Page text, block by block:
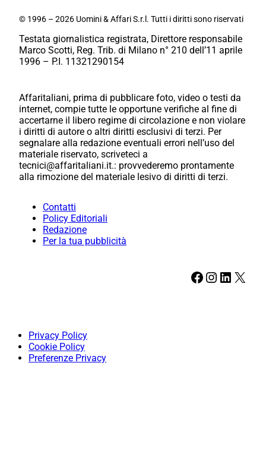
© 1996 – 2026 Uomini & Affari S.r.l. Tutti i diritti sono riservati
Testata giornalistica registrata, Direttore responsabile
Marco Scotti, Reg. Trib. di Milano n° 210 dell’11 aprile
1996 – P.I. 11321290154
Affaritaliani, prima di pubblicare foto, video o testi da
internet, compie tutte le opportune verifiche al fine di
accertarne il libero regime di circolazione e non violare
i diritti di autore o altri diritti esclusivi di terzi. Per
segnalare alla redazione eventuali errori nell’uso del
materiale riservato, scriveteci a
tecnici@affaritaliani.it.: provvederemo prontamente
alla rimozione del materiale lesivo di diritti di terzi.
Contatti
Policy Editoriali
Redazione
Per la tua pubblicità
Facebook Instagram LinkedIn X
Privacy Policy
Cookie Policy
Preferenze Privacy